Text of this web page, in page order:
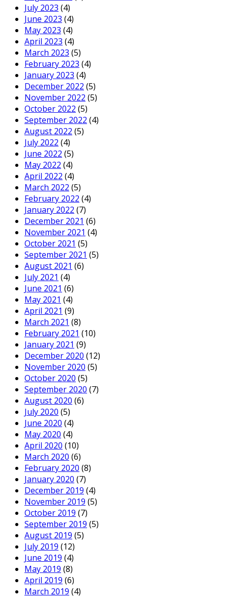
July 2023 (4)
June 2023 (4)
May 2023 (4)
April 2023 (4)
March 2023 (5)
February 2023 (4)
January 2023 (4)
December 2022 (5)
November 2022 (5)
October 2022 (5)
September 2022 (4)
August 2022 (5)
July 2022 (4)
June 2022 (5)
May 2022 (4)
April 2022 (4)
March 2022 (5)
February 2022 (4)
January 2022 (7)
December 2021 (6)
November 2021 (4)
October 2021 (5)
September 2021 (5)
August 2021 (6)
July 2021 (4)
June 2021 (6)
May 2021 (4)
April 2021 (9)
March 2021 (8)
February 2021 (10)
January 2021 (9)
December 2020 (12)
November 2020 (5)
October 2020 (5)
September 2020 (7)
August 2020 (6)
July 2020 (5)
June 2020 (4)
May 2020 (4)
April 2020 (10)
March 2020 (6)
February 2020 (8)
January 2020 (7)
December 2019 (4)
November 2019 (5)
October 2019 (7)
September 2019 (5)
August 2019 (5)
July 2019 (12)
June 2019 (4)
May 2019 (8)
April 2019 (6)
March 2019 (4)